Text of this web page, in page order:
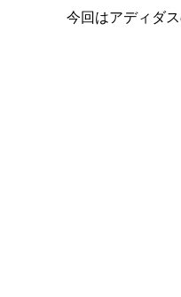
今回はアディダ